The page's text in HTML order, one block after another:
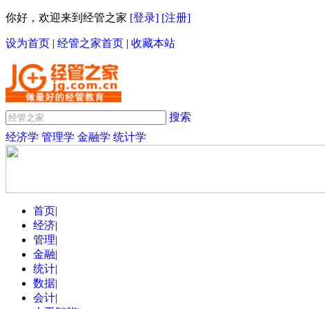
你好，欢迎来到经管之家 [登录] [注册]
设为首页 | 经管之家首页 | 收藏本站
搜索
经济学 管理学 金融学 统计学
首页|
经济|
管理|
金融|
统计|
数据|
会计|